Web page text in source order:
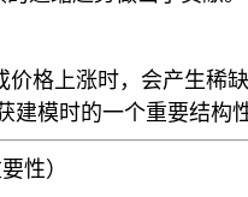
价格上涨时，会产生稀
模时的一个重要结构性
性）